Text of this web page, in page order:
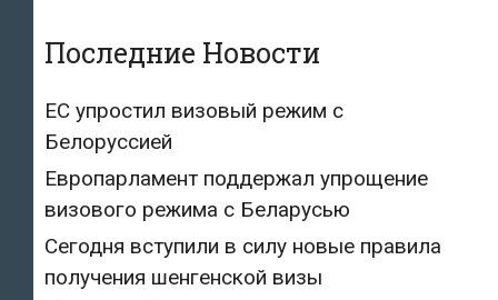
Последние Новости
ЕС упростил визовый режим с
Белоруссией
Европарламент поддержал упрощение
визового режима с Беларусью
Сегодня вступили в силу новые правила
получения шенгенской визы